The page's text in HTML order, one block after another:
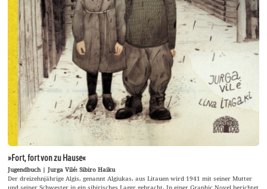
»Fort, fort von zu Hause«
Jugendbuch | Jurga Vilé: Sibiro Haiku
Der dreizehnjährige Algis, genannt Algiukas, aus Litauen wird 1941 mit seiner Mutter
und seiner Schwester in ein sibirisches Lager gebracht. In einer Graphic Novel berichtet